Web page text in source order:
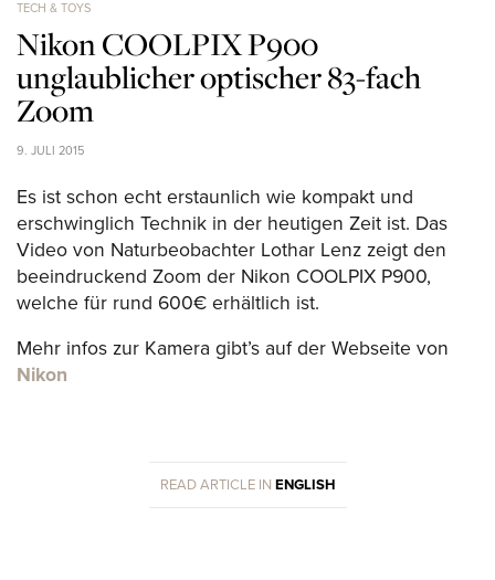
TECH & TOYS
Nikon COOLPIX P900
unglaublicher optischer 83-fach
Zoom
9. JULI 2015
Es ist schon echt erstaunlich wie kompakt und
erschwinglich Technik in der heutigen Zeit ist. Das
Video von Naturbeobachter Lothar Lenz zeigt den
beeindruckend Zoom der Nikon COOLPIX P900,
welche für rund 600€ erhältlich ist.
Mehr infos zur Kamera gibt’s auf der Webseite von
Nikon
READ ARTICLE IN ENGLISH